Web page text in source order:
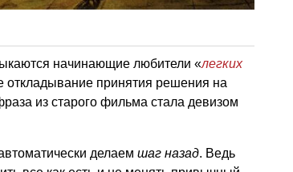
начинающие любители «легких
откладывание принятия решения на
из старого фильма стала девизом
делаем шаг назад. Ведь